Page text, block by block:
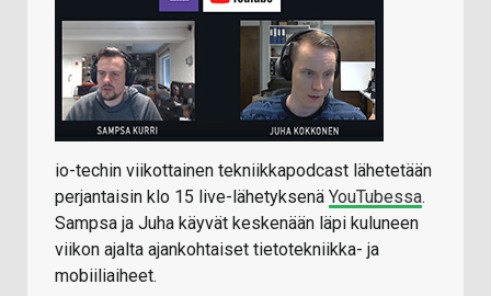
io-techin viikottainen tekniikkapodcast lähetetään
perjantaisin klo 15 live-lähetyksenä YouTubessa.
Sampsa ja Juha käyvät keskenään läpi kuluneen
viikon ajalta ajankohtaiset tietotekniikka- ja
mobiiliaiheet.